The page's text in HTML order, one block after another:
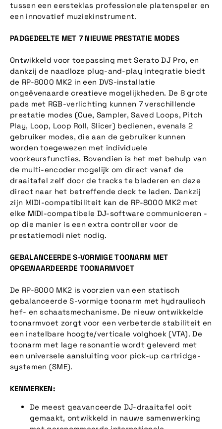
tussen een eersteklas professionele platenspeler en
een innovatief muziekinstrument.
PADGEDEELTE MET 7 NIEUWE PRESTATIE MODES
Ontwikkeld voor toepassing met Serato DJ Pro, en
dankzij de naadloze plug-and-play integratie biedt
de RP-8000 MK2 in een DVS-installatie
ongeëvenaarde creatieve mogelijkheden. De 8 grote
pads met RGB-verlichting kunnen 7 verschillende
prestatie modes (Cue, Sampler, Saved Loops, Pitch
Play, Loop, Loop Roll, Slicer) bedienen, evenals 2
gebruiker modes, die aan de gebruiker kunnen
worden toegewezen met individuele
voorkeursfuncties. Bovendien is het met behulp van
de multi-encoder mogelijk om direct vanaf de
draaitafel zelf door de tracks te bladeren en deze
direct naar het betreffende deck te laden. Dankzij
zijn MIDI-compatibiliteit kan de RP-8000 MK2 met
elke MIDI-compatibele DJ-software communiceren -
op die manier is een extra controller voor de
prestatiemodi niet nodig.
GEBALANCEERDE S-VORMIGE TOONARM MET
OPGEWAARDEERDE TOONARMVOET
De RP-8000 MK2 is voorzien van een statisch
gebalanceerde S-vormige toonarm met hydraulisch
hef- en schaatsmechanisme. De nieuw ontwikkelde
toonarmvoet zorgt voor een verbeterde stabiliteit en
een instelbare hoogte/verticale volghoek (VTA). De
toonarm met lage resonantie wordt geleverd met
een universele aansluiting voor pick-up cartridge-
systemen (SME).
KENMERKEN:
De meest geavanceerde DJ-draaitafel ooit
gemaakt, ontwikkeld in nauwe samenwerking